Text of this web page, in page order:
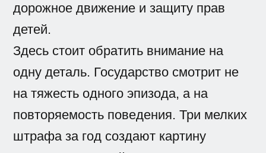
дорожное движение и защиту прав
детей.
Здесь стоит обратить внимание на
одну деталь. Государство смотрит не
на тяжесть одного эпизода, а на
повторяемость поведения. Три мелких
штрафа за год создают картину